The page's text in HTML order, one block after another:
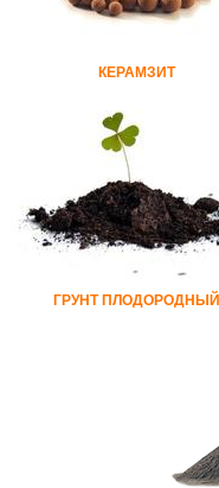
КЕРАМЗИТ
ГРУНТ ПЛОДОРОДНЫЙ